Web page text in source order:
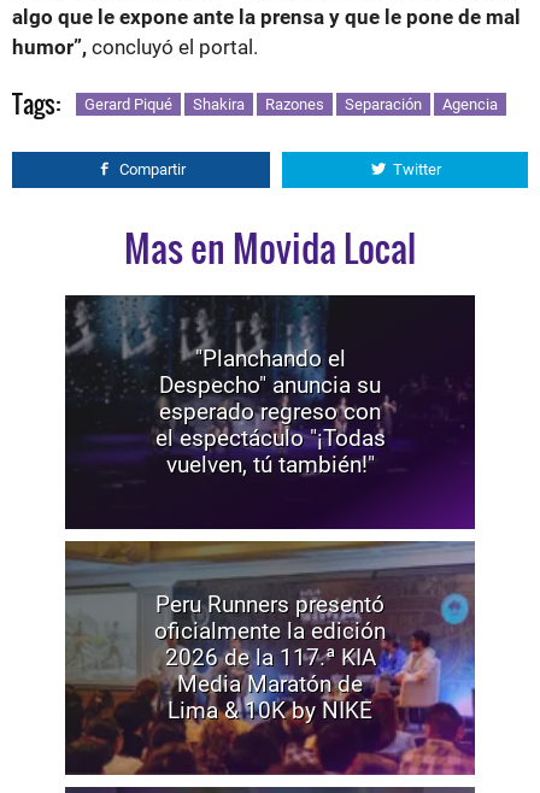
algo que le expone ante la prensa y que le pone de mal
humor”, concluyó el portal.
Tags: Gerard Piqué Shakira Razones Separación Agencia
Compartir Twitter
Mas en Movida Local
"Planchando el
Despecho" anuncia su
esperado regreso con
el espectáculo "¡Todas
vuelven, tú también!"
Peru Runners presentó
oficialmente la edición
2026 de la 117.ª KIA
Media Maratón de
Lima & 10K by NIKE